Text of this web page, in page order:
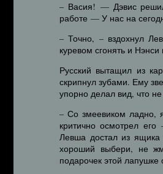
– Васия! — Дэвис
работе — У нас на
– Точно, – вздохнул
куревом сгонять и
Русский вытащил из
скрипнул зубами. Ему
упорно делал вид, что
– Со змеевиком ладно,
критично осмотрел
Левша достал из
хороший выбери, не
подарочек этой лапушке